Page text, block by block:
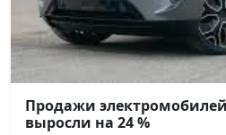
Продажи
выросли на 24 %